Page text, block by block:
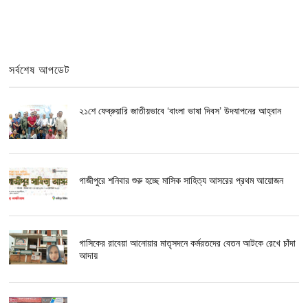
সর্বশেষ আপডেট
২১শে ফেব্রুয়ারি জাতীয়ভাবে ‘বাংলা ভাষা দিবস’ উদযাপনের আহ্বান
গাজীপুরে শনিবার শুরু হচ্ছে মাসিক সাহিত্য আসরের প্রথম আয়োজন
গাসিকের রাবেয়া আনোয়ার মাতৃসদনে কর্মরতদের বেতন আটকে রেখে চাঁদা
আদায়